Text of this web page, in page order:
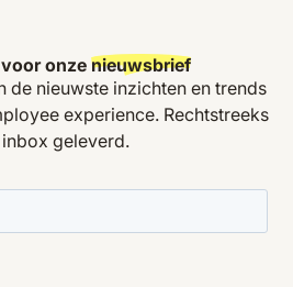
onze nieuwsbrief
de nieuwste inzichten en trends
experience. Rechtstreeks
inbox geleverd.